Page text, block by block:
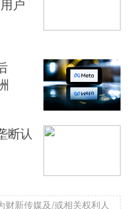
户
断认
财新传媒及/或相关权利人